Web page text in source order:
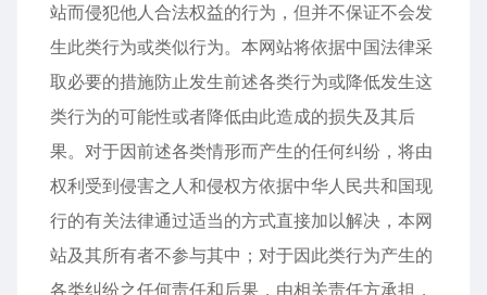
站而侵犯他人合法权益的行为，但并不保证不会发
生此类行为或类似行为。本网站将依据中国法律采
取必要的措施防止发生前述各类行为或降低发生这
类行为的可能性或者降低由此造成的损失及其后
果。对于因前述各类情形而产生的任何纠纷，将由
权利受到侵害之人和侵权方依据中华人民共和国现
行的有关法律通过适当的方式直接加以解决，本网
站及其所有者不参与其中；对于因此类行为产生的
各类纠纷之任何责任和后果，由相关责任方承担，